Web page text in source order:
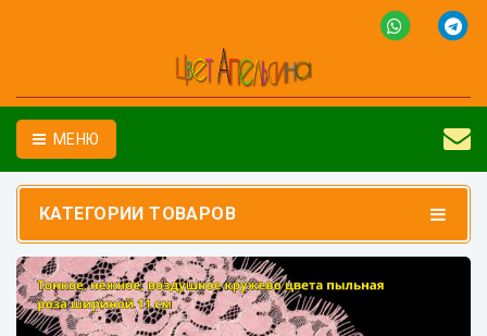
МЕНЮ
КАТЕГОРИИ ТОВАРОВ